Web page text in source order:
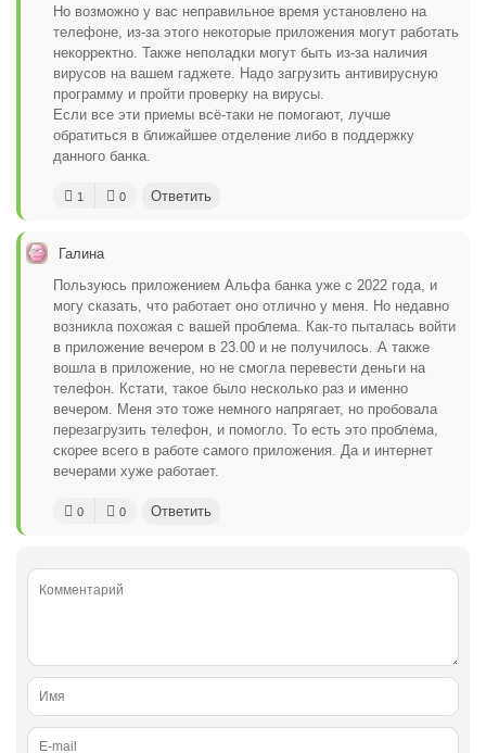
Но возможно у вас неправильное время установлено на
телефоне, из-за этого некоторые приложения могут работать
некорректно. Также неполадки могут быть из-за наличия
вирусов на вашем гаджете. Надо загрузить антивирусную
программу и пройти проверку на вирусы.
Если все эти приемы всё-таки не помогают, лучше
обратиться в ближайшее отделение либо в поддержку
данного банка.
1 0 Ответить
Галина
Пользуюсь приложением Альфа банка уже с 2022 года, и
могу сказать, что работает оно отлично у меня. Но недавно
возникла похожая с вашей проблема. Как-то пыталась войти
в приложение вечером в 23.00 и не получилось. А также
вошла в приложение, но не смогла перевести деньги на
телефон. Кстати, такое было несколько раз и именно
вечером. Меня это тоже немного напрягает, но пробовала
перезагрузить телефон, и помогло. То есть это проблема,
скорее всего в работе самого приложения. Да и интернет
вечерами хуже работает.
0 0 Ответить